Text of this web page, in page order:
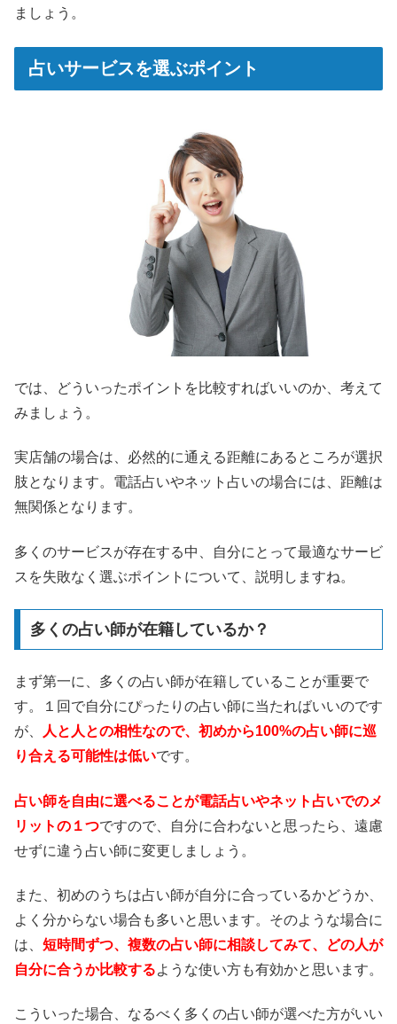
ましょう。
占いサービスを選ぶポイント
では、どういったポイントを比較すればいいのか、考えて
みましょう。
実店舗の場合は、必然的に通える距離にあるところが選択
肢となります。電話占いやネット占いの場合には、距離は
無関係となります。
多くのサービスが存在する中、自分にとって最適なサービ
スを失敗なく選ぶポイントについて、説明しますね。
多くの占い師が在籍しているか？
まず第一に、多くの占い師が在籍していることが重要で
す。１回で自分にぴったりの占い師に当たればいいのです
が、
人と人との相性なので、初めから100%の占い師に巡
り合える可能性は低いです。
占い師を自由に選べることが電話占いやネット占いでのメ
リットの１つですので、自分に合わないと思ったら、遠慮
せずに違う占い師に変更しましょう。
また、初めのうちは占い師が自分に合っているかどうか、
よく分からない場合も多いと思います。そのような場合に
は、 短時間ずつ、複数の占い師に相談してみて、どの人が
自分に合うか比較するような使い方も有効かと思います。
こういった場合、なるべく多くの占い師が選べた方がいい